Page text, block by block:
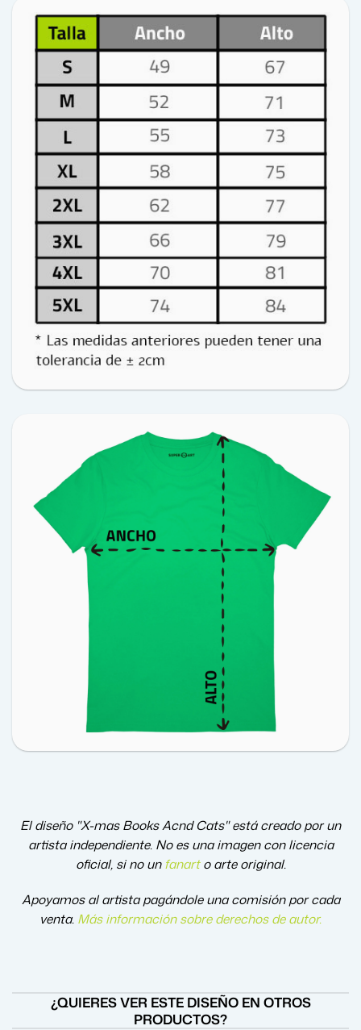
El diseño "X-mas Books Acnd Cats" está creado por un
artista independiente. No es una imagen con licencia
oficial, si no unfanart o arte original.
Apoyamos al artista pagándole una comisión por cada
venta. Más información sobre derechos de autor.
¿QUIERES VER ESTE DISEÑO EN OTROS
PRODUCTOS?